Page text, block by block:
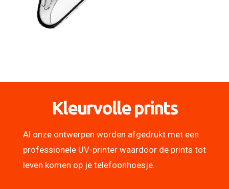
Kleurvolle prints
Al onze ontwerpen worden afgedrukt met een
professionele UV-printer waardoor de prints tot
leven komen op je telefoonhoesje.